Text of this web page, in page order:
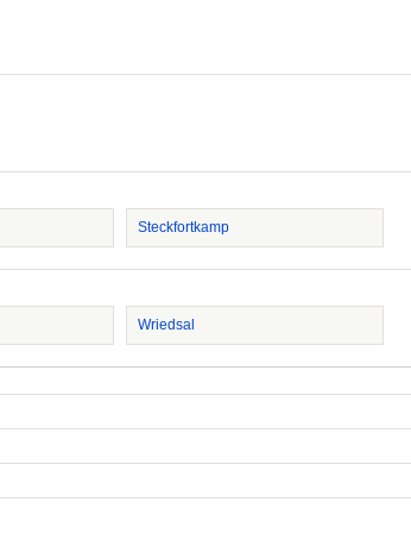
Steckfortkamp
Wriedsal